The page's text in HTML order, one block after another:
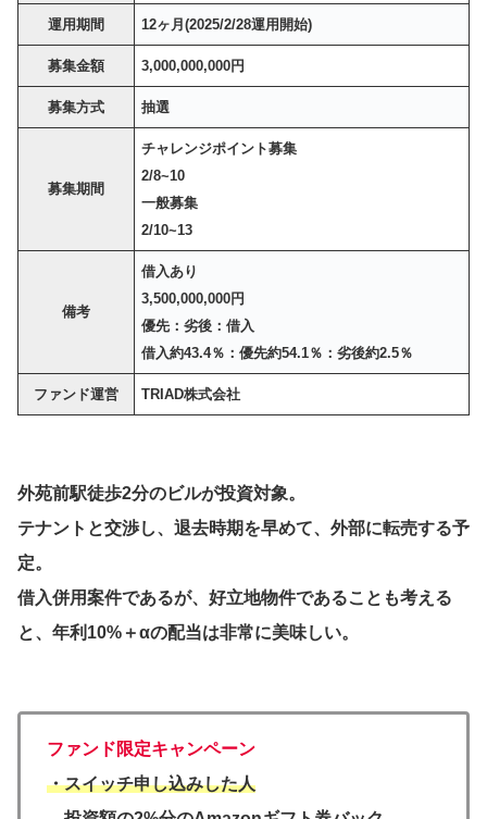
運用期間 12ヶ月(2025/2/28運用開始)
募集金額 3,000,000,000円
募集方式 抽選
募集期間
チャレンジポイント募集
2/8~10
一般募集
2/10~13
備考
借入あり
3,500,000,000円
優先：劣後：借入
借入約43.4％：優先約54.1％：劣後約2.5％
ファンド運営 TRIAD株式会社
外苑前駅徒歩2分のビルが投資対象。
テナントと交渉し、退去時期を早めて、外部に転売する予
定。
借入併用案件であるが、好立地物件であることも考える
と、年利10%＋αの配当は非常に美味しい。
ファンド限定キャンペーン
・スイッチ申し込みした人